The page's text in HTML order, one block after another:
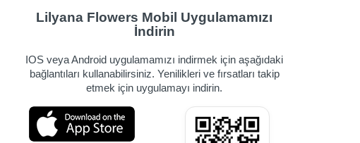
Lilyana Flowers Mobil Uygulamamızı
İndirin
IOS veya Android uygulamamızı indirmek için aşağıdaki
bağlantıları kullanabilirsiniz. Yenilikleri ve fırsatları takip
etmek için uygulamayı indirin.